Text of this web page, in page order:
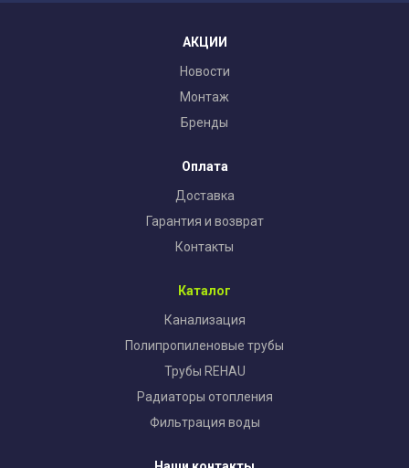
АКЦИИ
Новости
Монтаж
Бренды
Оплата
Доставка
Гарантия и возврат
Контакты
Каталог
Канализация
Полипропиленовые трубы
Трубы REHAU
Радиаторы отопления
Фильтрация воды